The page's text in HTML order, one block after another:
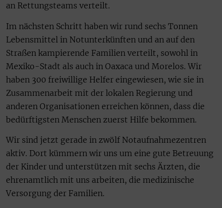
an Rettungsteams verteilt.
Im nächsten Schritt haben wir rund sechs Tonnen
Lebensmittel in Notunterkünften und an auf den
Straßen kampierende Familien verteilt, sowohl in
Mexiko-Stadt als auch in Oaxaca und Morelos. Wir
haben 300 freiwillige Helfer eingewiesen, wie sie in
Zusammenarbeit mit der lokalen Regierung und
anderen Organisationen erreichen können, dass die
bedürftigsten Menschen zuerst Hilfe bekommen.
Wir sind jetzt gerade in zwölf Notaufnahmezentren
aktiv. Dort kümmern wir uns um eine gute Betreuung
der Kinder und unterstützen mit sechs Ärzten, die
ehrenamtlich mit uns arbeiten, die medizinische
Versorgung der Familien.